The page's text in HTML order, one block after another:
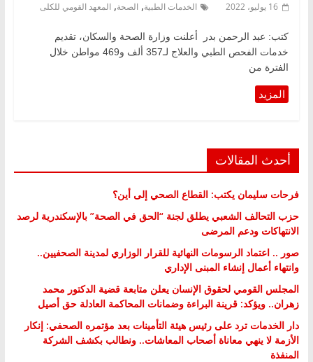
16 يوليو، 2022 الخدمات الطبية, الصحة, المعهد القومي للكلى
كتب: عبد الرحمن بدر أعلنت وزارة الصحة والسكان، تقديم
خدمات الفحص الطبي والعلاج لـ357 ألف و469 مواطن خلال
الفترة من
أحدث المقالات
فرحات سليمان يكتب: القطاع الصحي إلى أين؟
حزب التحالف الشعبي يطلق لجنة “الحق في الصحة” بالإسكندرية لرصد
الانتهاكات ودعم المرضى
صور .. اعتماد الرسومات النهائية للقرار الوزاري لمدينة الصحفيين..
وانتهاء أعمال إنشاء المبنى الإداري
المجلس القومي لحقوق الإنسان يعلن متابعة قضية الدكتور محمد
زهران.. ويؤكد: قرينة البراءة وضمانات المحاكمة العادلة حق أصيل
دار الخدمات ترد على رئيس هيئة التأمينات بعد مؤتمره الصحفي: إنكار
الأزمة لا ينهي معاناة أصحاب المعاشات.. ونطالب بكشف الشركة
المنفذة